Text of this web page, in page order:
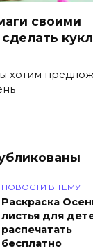
своими
хотим
НОВОСТИ В ТЕМУ
Раскраска
листья для
распечатать
бесплатно